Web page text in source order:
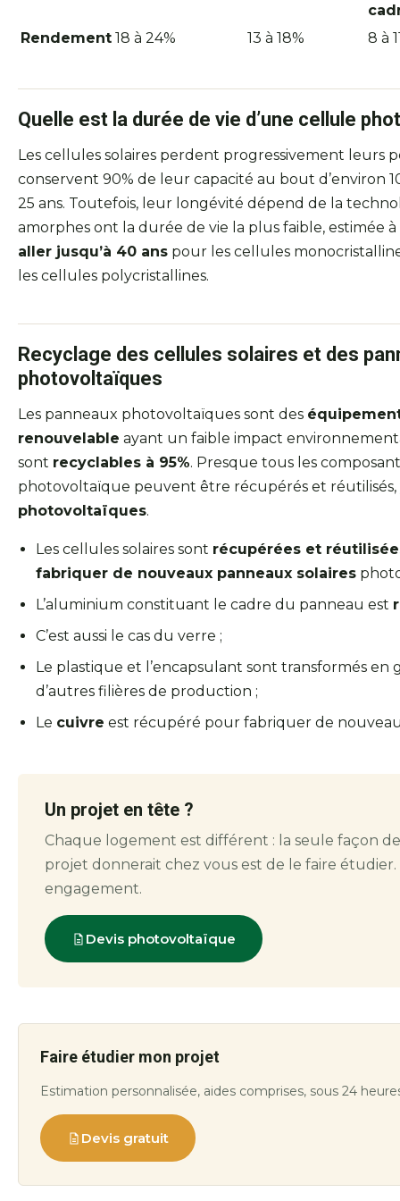
Rendement 18 à 24% 13 à 18% 8 à
Quelle est la durée de vie d’une cellule
Les cellules solaires perdent progressivement leurs
conservent 90% de leur capacité au bout d’environ
25 ans. Toutefois, leur longévité dépend de la
amorphes ont la durée de vie la plus faible, estimée
aller jusqu’à 40 ans pour les cellules
les cellules polycristallines.
Recyclage des cellules solaires et des
photovoltaïques
Les panneaux photovoltaïques sont des
renouvelable ayant un faible impact
sont recyclables à 95%. Presque tous les
photovoltaïque peuvent être récupérés et réutilisés,
photovoltaïques.
Les cellules solaires sont récupérées et
fabriquer de nouveaux panneaux solaires
L’aluminium constituant le cadre du panneau est
C’est aussi le cas du verre ;
Le plastique et l’encapsulant sont transformés
d’autres filières de production ;
Le cuivre est récupéré pour fabriquer de
Un projet en tête ?
Chaque logement est différent : la seule façon
projet donnerait chez vous est de le faire étudier.
engagement.
Devis photovoltaïque
Faire étudier mon projet
Estimation personnalisée, aides comprises, sous 24
Devis gratuit